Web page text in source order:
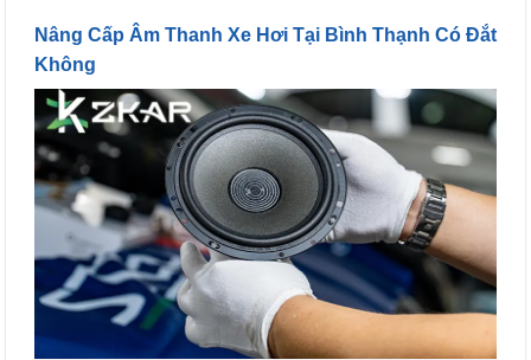
Nâng Cấp Âm Thanh Xe Hơi Tại Bình Thạnh Có Đắt
Không